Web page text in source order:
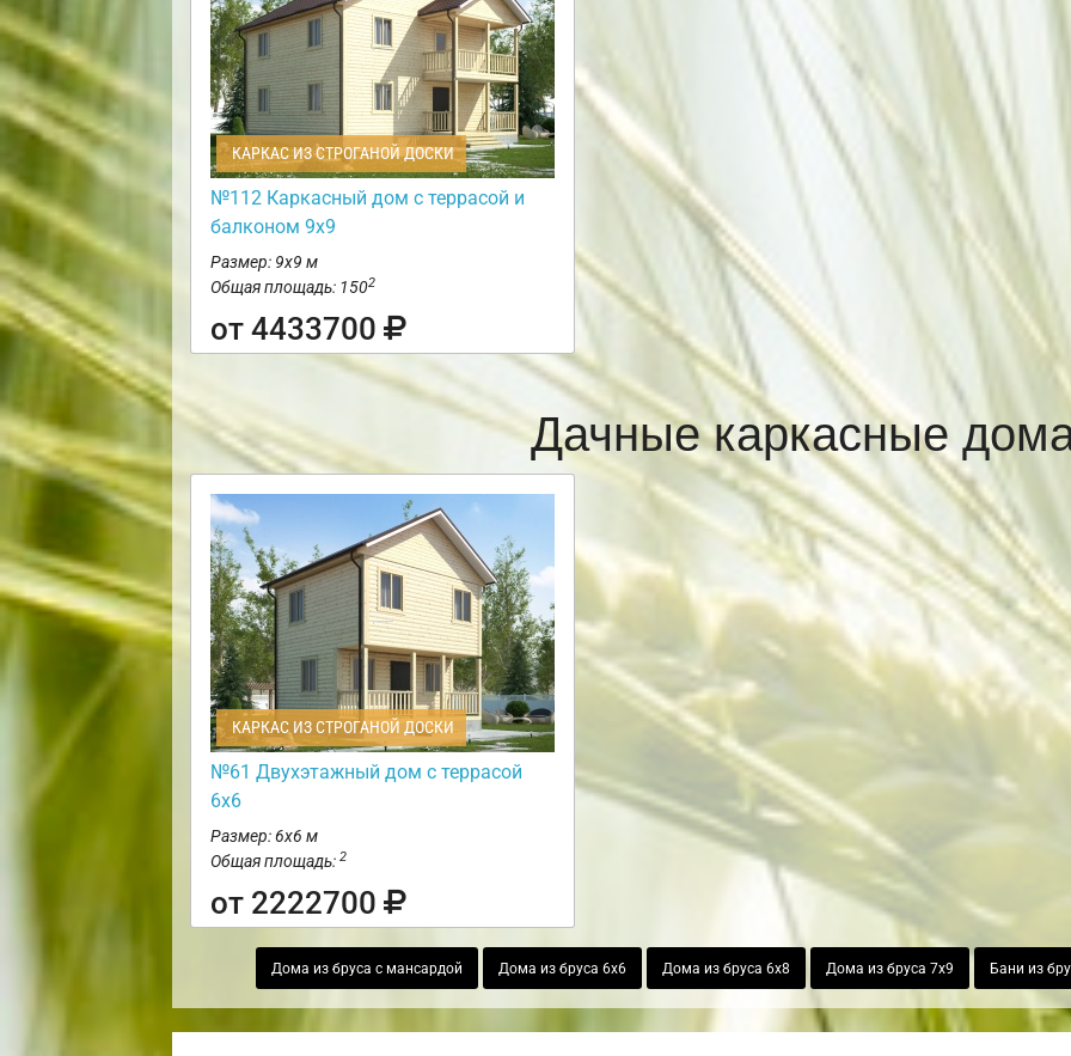
КАРКАС ИЗ СТРОГАНОЙ ДОСКИ
№112 Каркасный дом с террасой и
балконом 9х9
Размер: 9х9 м
Общая площадь: 1502
от 4433700
Дачные каркасные
КАРКАС ИЗ СТРОГАНОЙ ДОСКИ
№61 Двухэтажный дом с террасой
6х6
Размер: 6х6 м
Общая площадь: 2
от 2222700
Дома из бруса с мансардой Дома из бруса 6х6 Дома из бруса 6х8 Дома из бруса 7х9 Бани из